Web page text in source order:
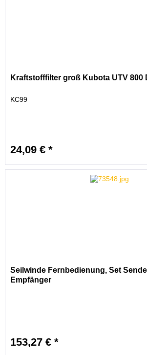
Kraftstofffilter groß Kubota UTV 800
KC99
24,09 € *
Seilwinde Fernbedienung, Set
Empfänger
153,27 € *